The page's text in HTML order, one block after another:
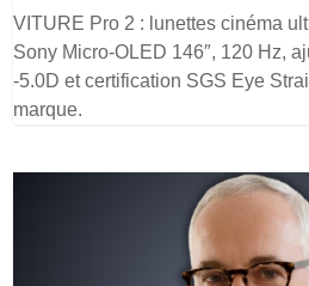
VITURE Pro 2 : lunettes cinéma
Sony Micro-OLED 146″, 120 Hz,
-5.0D et certification SGS Eye
marque.